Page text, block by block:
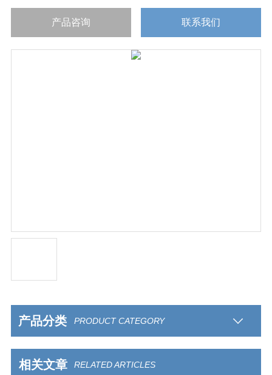
产品咨询 联系我们
产品分类 PRODUCT CATEGORY
相关文章 RELATED ARTICLES